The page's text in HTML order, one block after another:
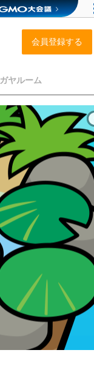
会員登録する
ガヤルーム